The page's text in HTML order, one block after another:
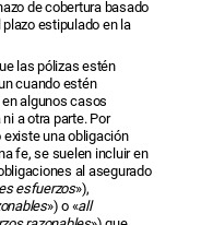
de cobertura basado
estipulado en la
las pólizas estén
cuando estén
algunos casos
a otra parte. Por
existe una obligación
fe, se suelen incluir en
al asegurado
esfuerzos»),
») o «all